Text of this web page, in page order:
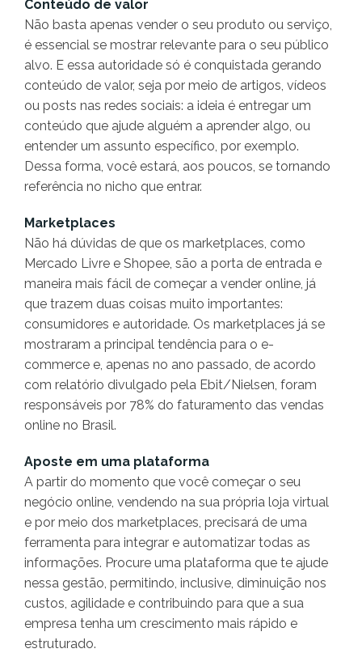
Conteúdo de valor
Não basta apenas vender o seu produto ou serviço,
é essencial se mostrar relevante para o seu público
alvo. E essa autoridade só é conquistada gerando
conteúdo de valor, seja por meio de artigos, vídeos
ou posts nas redes sociais: a ideia é entregar um
conteúdo que ajude alguém a aprender algo, ou
entender um assunto específico, por exemplo.
Dessa forma, você estará, aos poucos, se tornando
referência no nicho que entrar.
Marketplaces
Não há dúvidas de que os marketplaces, como
Mercado Livre e Shopee, são a porta de entrada e
maneira mais fácil de começar a vender online, já
que trazem duas coisas muito importantes:
consumidores e autoridade. Os marketplaces já se
mostraram a principal tendência para o e-
commerce e, apenas no ano passado, de acordo
com relatório divulgado pela Ebit/Nielsen, foram
responsáveis por 78% do faturamento das vendas
online no Brasil.
Aposte em uma plataforma
A partir do momento que você começar o seu
negócio online, vendendo na sua própria loja virtual
e por meio dos marketplaces, precisará de uma
ferramenta para integrar e automatizar todas as
informações. Procure uma plataforma que te ajude
nessa gestão, permitindo, inclusive, diminuição nos
custos, agilidade e contribuindo para que a sua
empresa tenha um crescimento mais rápido e
estruturado.